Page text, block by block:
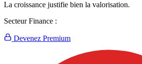
La croissance justifie bien la valorisation.
Secteur Finance :
Devenez Premium